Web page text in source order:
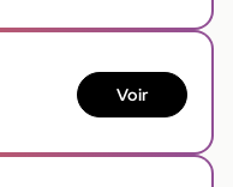
Voir